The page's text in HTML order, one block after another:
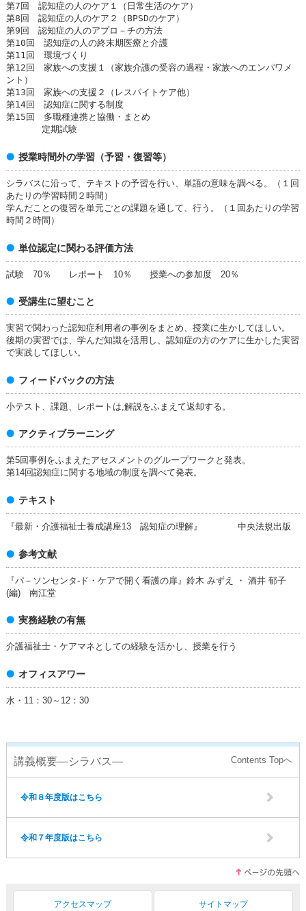
第7回 認知症の人のケア１（日常生活のケア）
第8回 認知症の人のケア２（BPSDのケア）
第9回 認知症の人のアプロ－チの方法
第10回 認知症の人の終末期医療と介護
第11回 環境づくり
第12回 家族への支援１（家族介護の受容の過程・家族へのエンパワメ
ント）
第13回 家族への支援２（レスパイトケア他）
第14回 認知症に関する制度
第15回 多職種連携と協働・まとめ
定期試験
授業時間外の学習（予習・復習等）
シラバスに沿って、テキストの予習を行い、単語の意味を調べる。（１回
あたりの学習時間２時間）
学んだことの復習を単元ごとの課題を通して、行う。（１回あたりの学習
時間２時間）
単位認定に関わる評価方法
試験 70％ レポート 10％ 授業への参加度 20％
受講生に望むこと
実習で関わった認知症利用者の事例をまとめ、授業に生かしてほしい。
後期の実習では、学んだ知識を活用し、認知症の方のケアに生かした実習
で実践してほしい。
フィードバックの方法
小テスト、課題、レポートは,解説をふまえて返却する。
アクティブラーニング
第5回事例をふまえたアセスメントのグループワークと発表。
第14回認知症に関する地域の制度を調べて発表。
テキスト
『最新・介護福祉士養成講座13 認知症の理解』 中央法規出版
参考文献
『パ－ソンセンタ-ド・ケアで開く看護の扉』鈴木 みずえ ・ 酒井 郁子
(編) 南江堂
実務経験の有無
介護福祉士・ケアマネとしての経験を活かし、授業を行う
オフィスアワー
水・11：30～12：30
講義概要―シラバス―
令和８年度版はこちら
令和７年度版はこちら
アクセスマップ サイトマップ